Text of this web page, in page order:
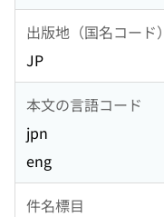
出版地（国名コード）
JP
本文の言語コード
jpn
eng
件名標目